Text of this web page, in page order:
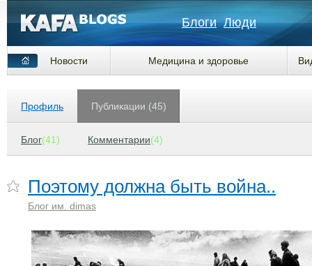
Блоги Люди
Новости Медицина и здоровье
Профиль Публикации (45)
Блог(41) Комментарии(4)
Поэтому должна быть война..
Блог им. dimas